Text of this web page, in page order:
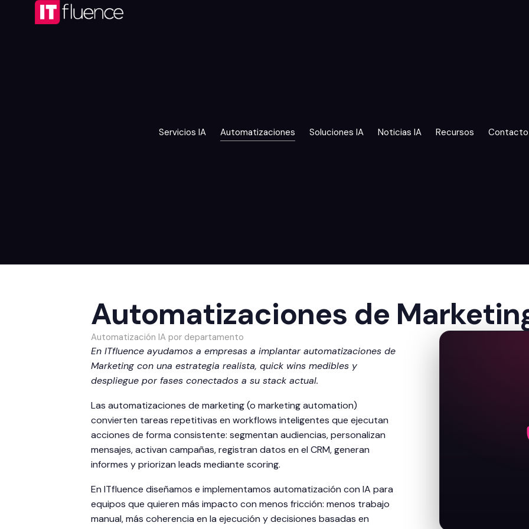
Servicios IA Automatizaciones Soluciones IA Noticias IA Recursos Contacto
Automatizaciones de
Automatización IA por departamento
En ITfluence ayudamos a empresas a implantar automatizaciones de
Marketing con una estrategia realista, quick wins medibles y
despliegue por fases conectados a su stack actual.
Las automatizaciones de marketing (o marketing automation)
convierten tareas repetitivas en workflows inteligentes que ejecutan
acciones de forma consistente: segmentan audiencias, personalizan
mensajes, activan campañas, registran datos en el CRM, generan
informes y priorizan leads mediante scoring.
En ITfluence diseñamos e implementamos automatización con IA para
equipos que quieren más impacto con menos fricción: menos trabajo
manual, más coherencia en la ejecución y decisiones basadas en